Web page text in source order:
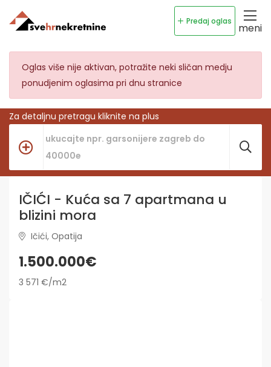
Predaj oglas
meni
Oglas više nije aktivan, potražite neki sličan medju
ponudjenim oglasima pri dnu stranice
Za detaljnu pretragu kliknite na plus
IČIĆI - Kuća sa 7 apartmana u
blizini mora
Ičići, Opatija
1.500.000€
3 571 €/m2